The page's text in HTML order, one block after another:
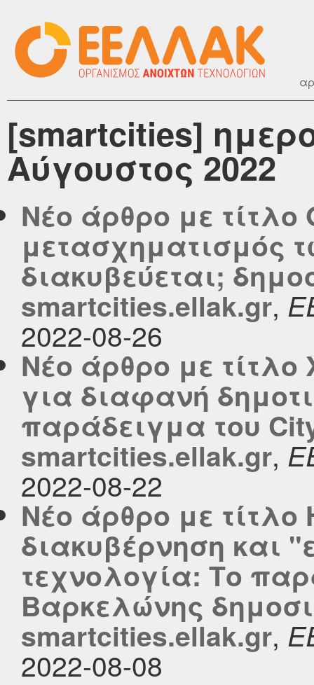
[smartcities]
Αύγουστος 2022
Νέο άρθρο με
μετασχηματισμός
διακυβεύεται;
smartcities.ellak.gr,
2022-08-26
Νέο άρθρο με
για διαφανή
παράδειγμα του
smartcities.ellak.gr,
2022-08-22
Νέο άρθρο με τίτλο
διακυβέρνηση και
τεχνολογία: Το
Βαρκελώνης
smartcities.ellak.gr,
2022-08-08